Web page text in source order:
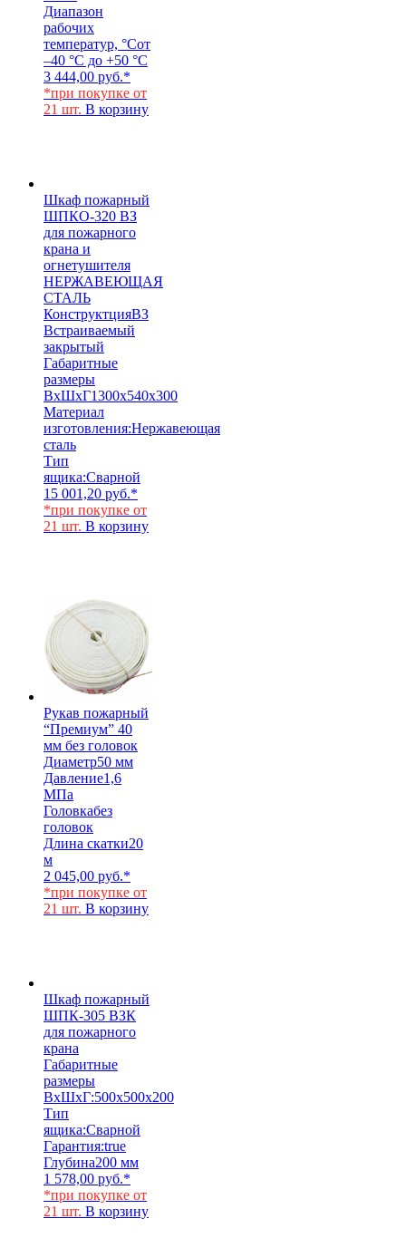
Диапазон
рабочих
температур, °Сот
–40 °С до +50 °С
3 444,00 руб.*
*при покупке от
21 шт. В корзину
Шкаф пожарный
ШПКО-320 ВЗ
для пожарного
крана и
огнетушителя
НЕРЖАВЕЮЩАЯ
СТАЛЬ
КонструктцияВЗ
Встраиваемый
закрытый
Габаритные
размеры
ВхШхГ1300х540х300
Материал
изготовления:Нержавеющая
сталь
Тип
ящика:Сварной
15 001,20 руб.*
*при покупке от
21 шт. В корзину
Рукав пожарный
“Премиум” 40
мм без головок
Диаметр50 мм
Давление1,6
МПа
Головкабез
головок
Длина скатки20
м
2 045,00 руб.*
*при покупке от
21 шт. В корзину
Шкаф пожарный
ШПК-305 ВЗК
для пожарного
крана
Габаритные
размеры
ВхШхГ:500х500х200
Тип
ящика:Сварной
Гарантия:true
Глубина200 мм
1 578,00 руб.*
*при покупке от
21 шт. В корзину